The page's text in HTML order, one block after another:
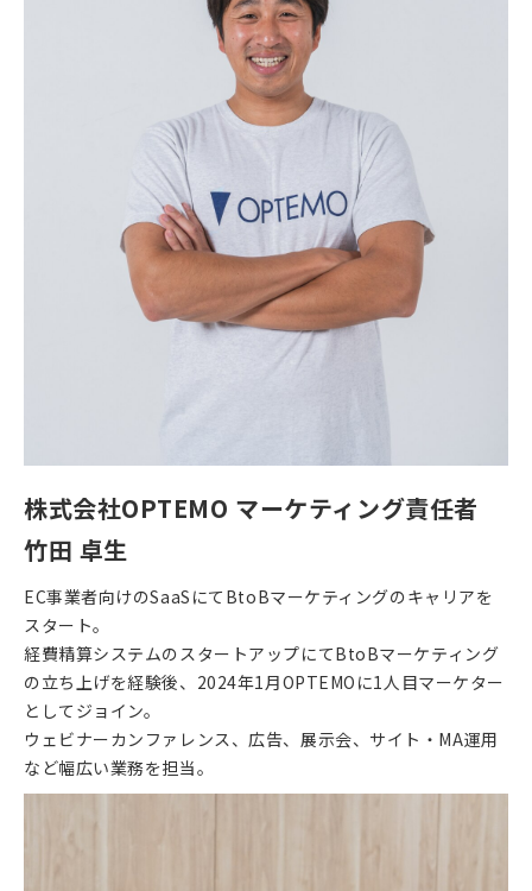
株式会社OPTEMO マーケティング責任者
竹田 卓生
EC事業者向けのSaaSにてBtoBマーケティングのキャリアを
スタート。
経費精算システムのスタートアップにてBtoBマーケティング
の立ち上げを経験後、2024年1月OPTEMOに1人目マーケター
としてジョイン。
ウェビナーカンファレンス、広告、展示会、サイト・MA運用
など幅広い業務を担当。